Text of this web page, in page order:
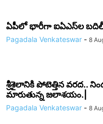
ఏపీలో భారీగా ఐఏఎస్‌ల
Pagadala Venkateswar - 8
శ్రీశైలానికి పోటెత్తిన వరద..
మారుతున్న జలాశయం.|
Pagadala Venkateswar - 8